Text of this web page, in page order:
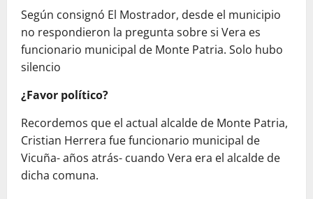
Según consignó El Mostrador, desde el municipio
no respondieron la pregunta sobre si Vera es
funcionario municipal de Monte Patria. Solo hubo
silencio
¿Favor político?
Recordemos que el actual alcalde de Monte Patria,
Cristian Herrera fue funcionario municipal de
Vicuña- años atrás- cuando Vera era el alcalde de
dicha comuna.